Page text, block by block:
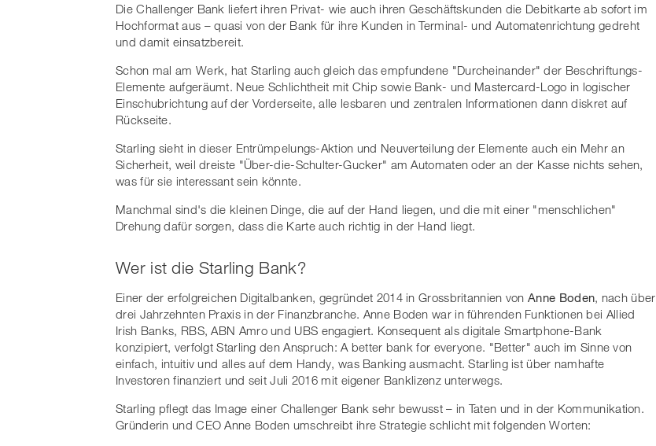
Die Challenger Bank liefert ihren Privat- wie auch ihren Geschäftskunden die Debitkarte ab sofort im
Hochformat aus – quasi von der Bank für ihre Kunden in Terminal- und Automatenrichtung gedreht
und damit einsatzbereit.
Schon mal am Werk, hat Starling auch gleich das empfundene "Durcheinander" der Beschriftungs-
Elemente aufgeräumt. Neue Schlichtheit mit Chip sowie Bank- und Mastercard-Logo in logischer
Einschubrichtung auf der Vorderseite, alle lesbaren und zentralen Informationen dann diskret auf
Rückseite.
Starling sieht in dieser Entrümpelungs-Aktion und Neuverteilung der Elemente auch ein Mehr an
Sicherheit, weil dreiste "Über-die-Schulter-Gucker" am Automaten oder an der Kasse nichts sehen,
was für sie interessant sein könnte.
Manchmal sind's die kleinen Dinge, die auf der Hand liegen, und die mit einer "menschlichen"
Drehung dafür sorgen, dass die Karte auch richtig in der Hand liegt.
Wer ist die Starling Bank?
Einer der erfolgreichen Digitalbanken, gegründet 2014 in Grossbritannien vonAnne Boden, nach über
drei Jahrzehnten Praxis in der Finanzbranche. Anne Boden war in führenden Funktionen bei Allied
Irish Banks, RBS, ABN Amro und UBS engagiert. Konsequent als digitale Smartphone-Bank
konzipiert, verfolgt Starling den Anspruch: A better bank for everyone. "Better" auch im Sinne von
einfach, intuitiv und alles auf dem Handy, was Banking ausmacht. Starling ist über namhafte
Investoren finanziert und seit Juli 2016 mit eigener Banklizenz unterwegs.
Starling pflegt das Image einer Challenger Bank sehr bewusst – in Taten und in der Kommunikation.
Gründerin und CEO Anne Boden umschreibt ihre Strategie schlicht mit folgenden Worten: